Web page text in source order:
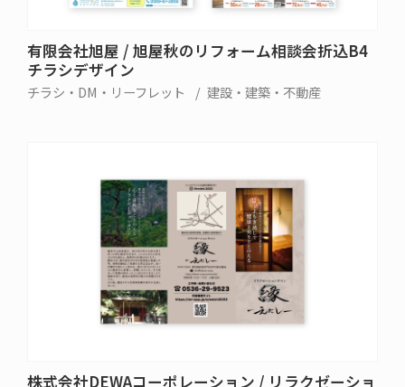
有限会社旭屋 / 旭屋秋のリフォーム相談会折込B4
チラシデザイン
チラシ・DM・リーフレット 建設・建築・不動産
株式会社DEWAコーポレーション / リラクゼーショ